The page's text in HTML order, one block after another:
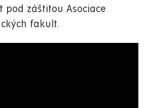
pod záštitou Asociace
fakult.